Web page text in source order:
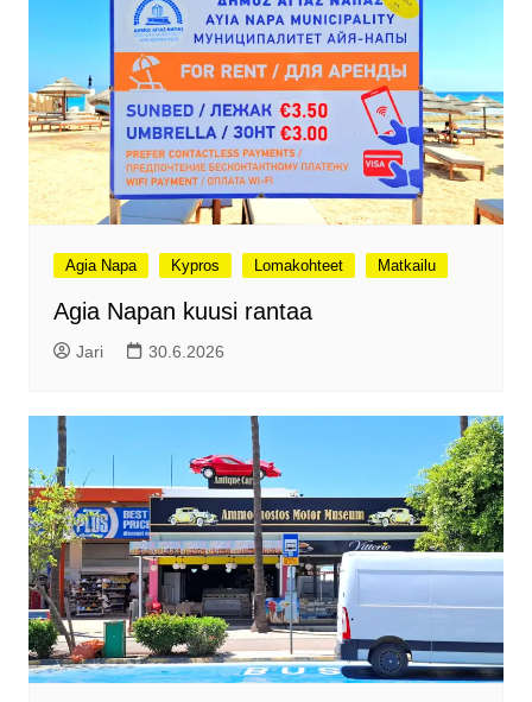
Agia Napa Kypros Lomakohteet Matkailu
Agia Napan kuusi rantaa
Jari 30.6.2026